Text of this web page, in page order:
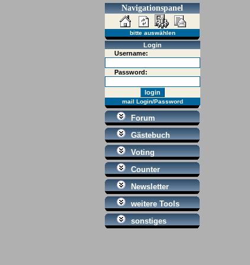
Navigationspanel
bitte auswählen
Login
Username:
Password:
mail Login/Password
Forum
Gästebuch
Voting
Counter
Newsletter
weitere Tools
sonstiges